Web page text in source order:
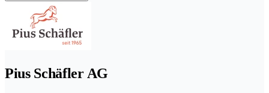
Pius Schäfler AG